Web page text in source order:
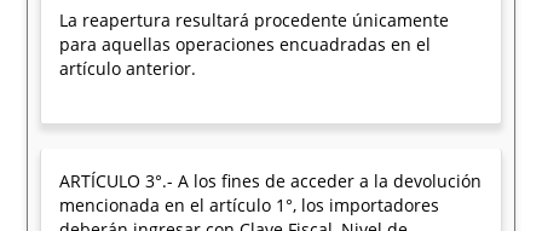
La reapertura resultará procedente únicamente
para aquellas operaciones encuadradas en el
artículo anterior.
ARTÍCULO 3°.- A los fines de acceder a la devolución
mencionada en el artículo 1°, los importadores